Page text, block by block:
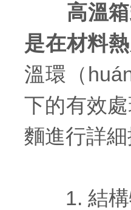
高溫
是在材料
溫環（
下的有效
麵進行詳細
1. 結構